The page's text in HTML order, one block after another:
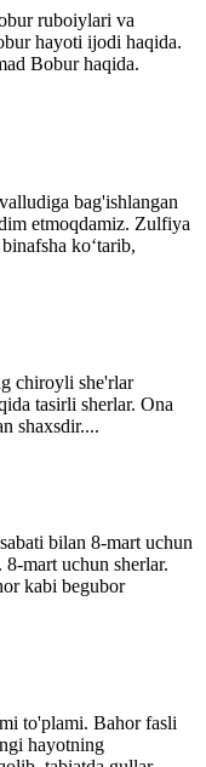
ruboiylari va
hayoti ijodi haqida.
Bobur haqida.
bag'ishlangan
etmoqdamiz. Zulfiya
koʻtarib,
chiroyli she'rlar
tasirli sherlar. Ona
shaxsdir....
bilan 8-mart uchun
mart uchun sherlar.
kabi begubor
to'plami. Bahor fasli
hayotning